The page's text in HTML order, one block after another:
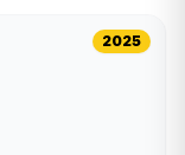
2025